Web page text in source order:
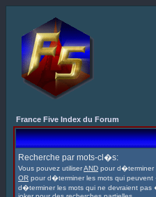
France Five Index du Forum
Recherche par mots-cl�s:
Vous pouvez utiliserAND pour
OR pour d�terminer les mots qui
d�terminer les mots qui ne devraient